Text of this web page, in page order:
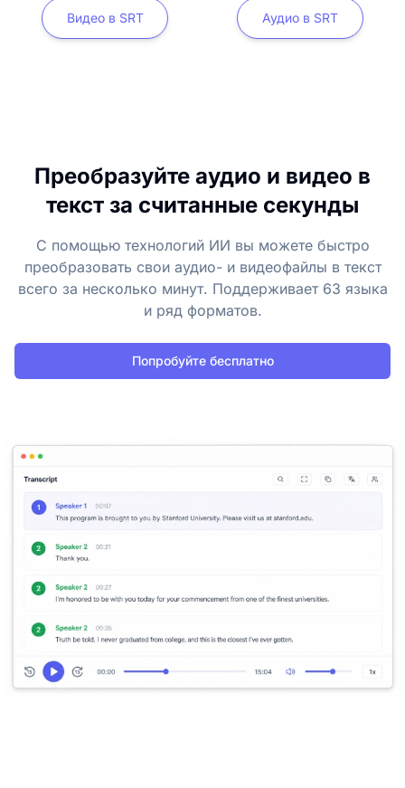
Видео в SRT Аудио в SRT
Преобразуйте аудио и видео в
текст за считанные секунды
С помощью технологий ИИ вы можете быстро
преобразовать свои аудио- и видеофайлы в текст
всего за несколько минут. Поддерживает 63 языка
и ряд форматов.
Попробуйте бесплатно